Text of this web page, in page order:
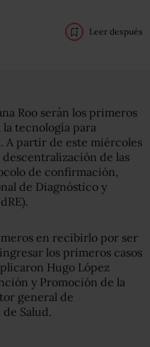
Leer después
Roo serán los primeros
la tecnología para
. A partir de este miércoles
de las
de confirmación,
de Diagnóstico y
en recibirlo por ser
los primeros casos
Hugo López
y Promoción de la
general de
Salud.